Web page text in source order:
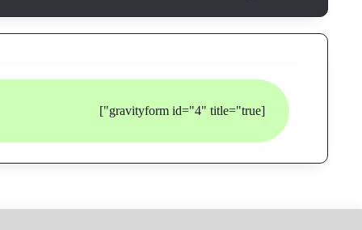
[gravityform id="4" title="true"]